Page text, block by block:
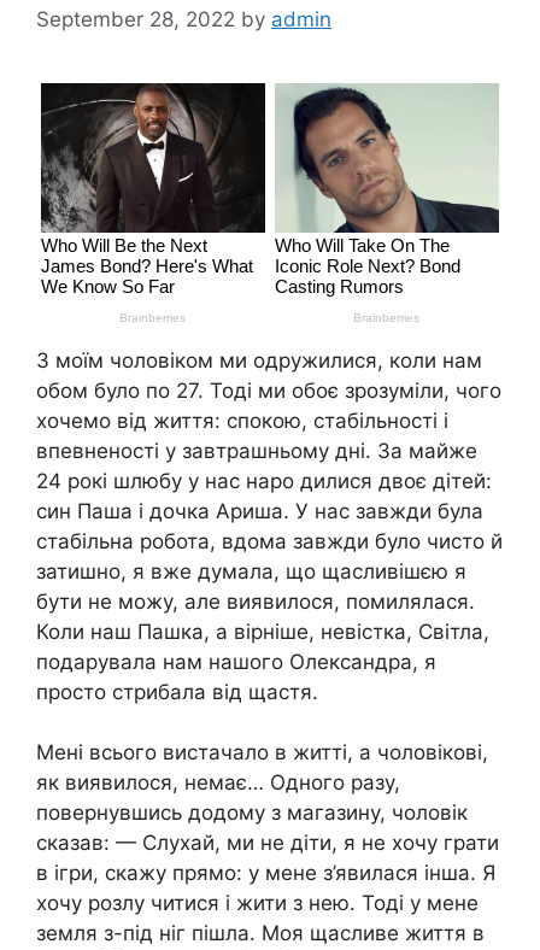
September 28, 2022 by admin
З моїм чоловіком ми одружилися, коли нам
обом було по 27. Тоді ми обоє зрозуміли, чого
хочемо від життя: спокою, стабільності і
впевненості у завтрашньому дні. За майже
24 рокі шлюбу у нас наро дилися двоє дітей:
син Паша і дочка Ариша. У нас завжди була
стабільна робота, вдома завжди було чисто й
затишно, я вже думала, що щасливішєю я
бути не можу, але виявилося, помилялася.
Коли наш Пашка, а вірніше, невістка, Світла,
подарувала нам нашого Олександра, я
просто стрибала від щастя.
Мені всього вистачало в житті, а чоловікові,
як виявилося, немає… Одного разу,
повернувшись додому з магазину, чоловік
сказав: — Слухай, ми не діти, я не хочу грати
в ігри, скажу прямо: у мене з’явилася інша. Я
хочу розлу читися і жити з нею. Тоді у мене
земля з-під ніг пішла. Моя щасливе життя в